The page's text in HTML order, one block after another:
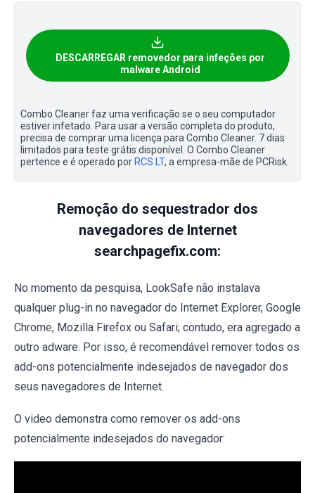
DESCARREGAR removedor para infeções por
malware Android
Combo Cleaner faz uma verificação se o seu computador
estiver infetado. Para usar a versão completa do produto,
precisa de comprar uma licença para Combo Cleaner. 7 dias
limitados para teste grátis disponível. O Combo Cleaner
pertence e é operado por RCS LT, a empresa-mãe de PCRisk.
Remoção do sequestrador dos
navegadores de Internet
searchpagefix.com:
No momento da pesquisa, LookSafe não instalava
qualquer plug-in no navegador do Internet Explorer, Google
Chrome, Mozilla Firefox ou Safari; contudo, era agregado a
outro adware. Por isso, é recomendável remover todos os
add-ons potencialmente indesejados de navegador dos
seus navegadores de Internet.
O video demonstra como remover os add-ons
potencialmente indesejados do navegador: